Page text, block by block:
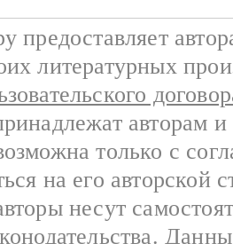
предоставляет
литературных
авторам
только с
на его авторской
несут
.